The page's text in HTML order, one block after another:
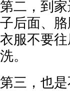
第二，到
子后面、
衣服不要
洗。
第三，也